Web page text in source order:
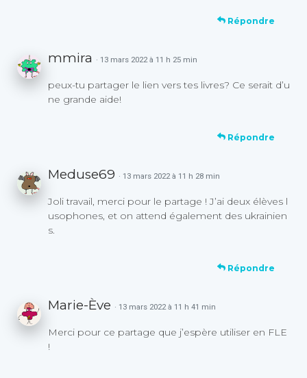
Répondre
mmira · 13 mars 2022 à 11 h 25 min
peux-tu partager le lien vers tes livres? Ce serait d’u
ne grande aide!
Répondre
Meduse69 · 13 mars 2022 à 11 h 28 min
Joli travail, merci pour le partage ! J’ai deux élèves l
usophones, et on attend également des ukrainien
s.
Répondre
Marie-Ève · 13 mars 2022 à 11 h 41 min
Merci pour ce partage que j’espère utiliser en FLE
!